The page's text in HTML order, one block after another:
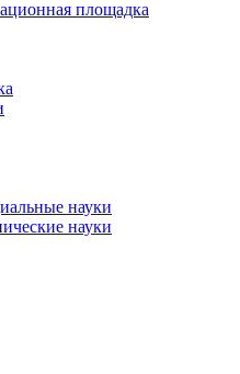
площадка
науки
науки